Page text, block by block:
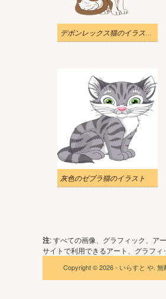
デボンレックス猫のイラスト素材 無料
灰色のゼブラ猫のイラスト
注: すべての画像、グラフィック、ア
サイトで利用できるアート、グラフ
Copyright © 2026 - いらすと や. 無